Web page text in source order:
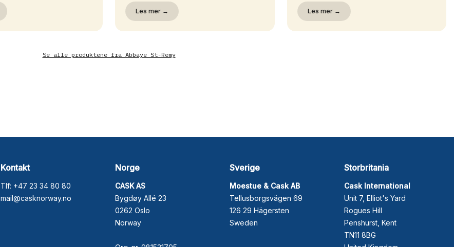
Les mer → Les mer →
Se alle produktene fra Abbaye St-Remy
Kontakt
Tlf: +47 23 34 80 80
mail@casknorway.no
Norge
CASK AS
Bygdøy Allé 23
0262 Oslo
Norway
Sverige
Moestue & Cask AB
Tellusborgsvägen 69
126 29 Hägersten
Sweden
Storbritania
Cask International
Unit 7, Elliot's Yard
Rogues Hill
Penshurst, Kent
TN11 8BG